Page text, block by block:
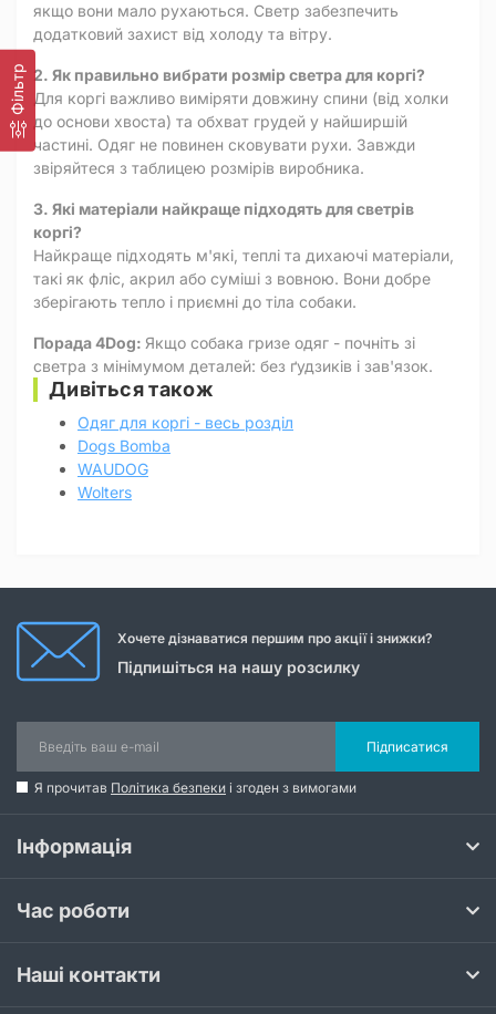
Фільтр
якщо вони мало рухаються. Светр забезпечить
додатковий захист від холоду та вітру.
2. Як правильно вибрати розмір светра для коргі?
Для коргі важливо виміряти довжину спини (від холки
до основи хвоста) та обхват грудей у найширшій
частині. Одяг не повинен сковувати рухи. Завжди
звіряйтеся з таблицею розмірів виробника.
3. Які матеріали найкраще підходять для светрів
коргі?
Найкраще підходять м'які, теплі та дихаючі матеріали,
такі як фліс, акрил або суміші з вовною. Вони добре
зберігають тепло і приємні до тіла собаки.
Порада 4Dog: Якщо собака гризе одяг - почніть зі
светра з мінімумом деталей: без ґудзиків і зав'язок.
Дивіться також
Одяг для коргі - весь розділ
Dogs Bomba
WAUDOG
Wolters
Хочете дізнаватися першим про акції і знижки?
Підпишіться на нашу розсилку
Підписатися
Я прочитав Політика безпеки і згоден з вимогами
Інформація
Час роботи
Наші контакти